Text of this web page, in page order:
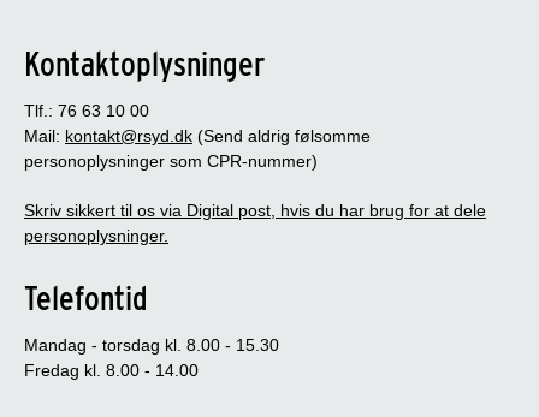
Kontaktoplysninger
Tlf.: 76 63 10 00
Mail: kontakt@rsyd.dk (Send aldrig følsomme
personoplysninger som CPR-nummer)
Skriv sikkert til os via Digital post, hvis du har brug for at dele
personoplysninger.
Telefontid
Mandag - torsdag kl. 8.00 - 15.30
Fredag kl. 8.00 - 14.00